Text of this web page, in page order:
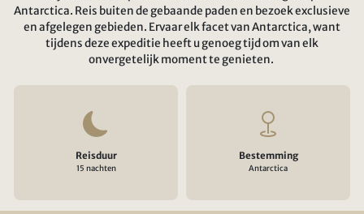
Antarctica. Reis buiten de gebaande paden en bezoek exclusieve
en afgelegen gebieden. Ervaar elk facet van Antarctica, want
tijdens deze expeditie heeft u genoeg tijd om van elk
onvergetelijk moment te genieten.
Reisduur
15 nachten
Bestemming
Antarctica